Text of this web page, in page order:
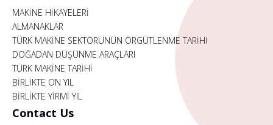
MAKİNE HİKAYELERİ
ALMANAKLAR
TÜRK MAKİNE SEKTÖRÜNÜN ÖRGÜTLENME TARİHİ
DOĞADAN DÜŞÜNME ARAÇLARI
TÜRK MAKİNE TARİHİ
BİRLİKTE ON YIL
BİRLİKTE YİRMİ YIL
Contact Us